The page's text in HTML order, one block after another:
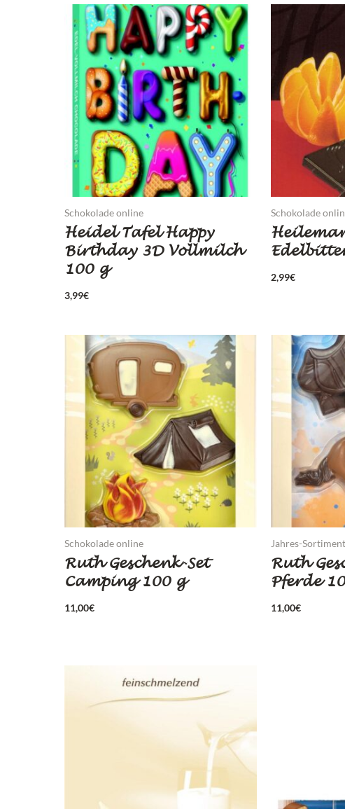
Schokolade online
Heidel Tafel Happy
Birthday 3D Vollmilch
100 g
3,99€
Schokolade
2,99€
Schokolade online
Ruth Geschenk-Set
Camping 100 g
11,00€
Jahres-
Ruth
Pferde
11,00€